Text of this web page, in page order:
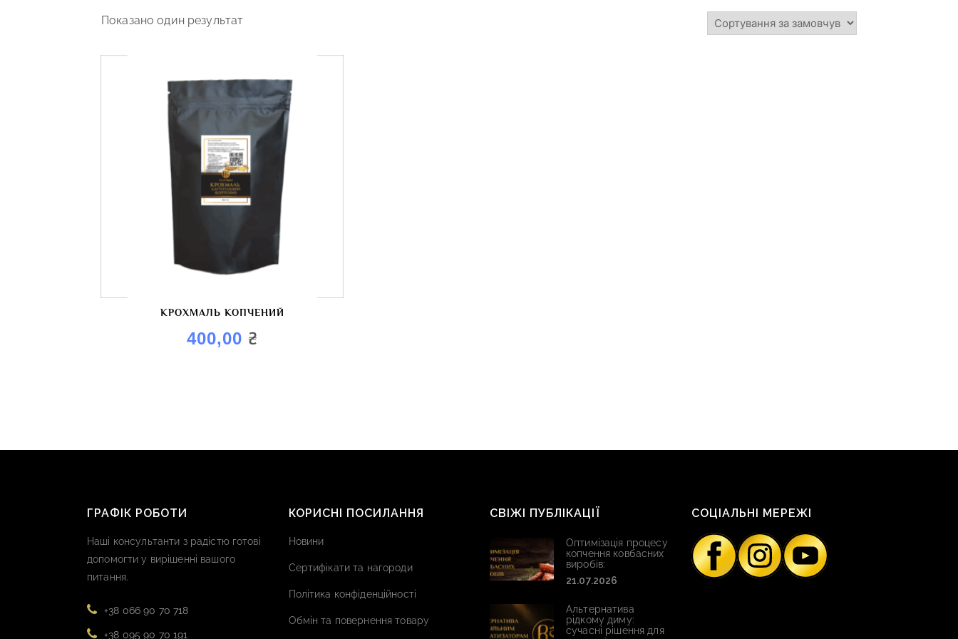
Показано один результат
КРОХМАЛЬ КОПЧЕНИЙ
400,00 ₴
ГРАФІК РОБОТИ
Наші консультанти з радістю готові
допомогти у вирішенні вашого
питання.
+38 066 90 70 718
+38 095 90 70 191
КОРИСНІ ПОСИЛАННЯ
Новини
Сертифікати та нагороди
Політика конфіденційності
Обмін та повернення товару
СВІЖІ ПУБЛІКАЦІЇ
Оптимізація процесу
копчення ковбасних
виробів:
21.07.2026
Альтернатива
рідкому диму:
сучасні рішення для
СОЦІАЛЬНІ МЕРЕЖІ